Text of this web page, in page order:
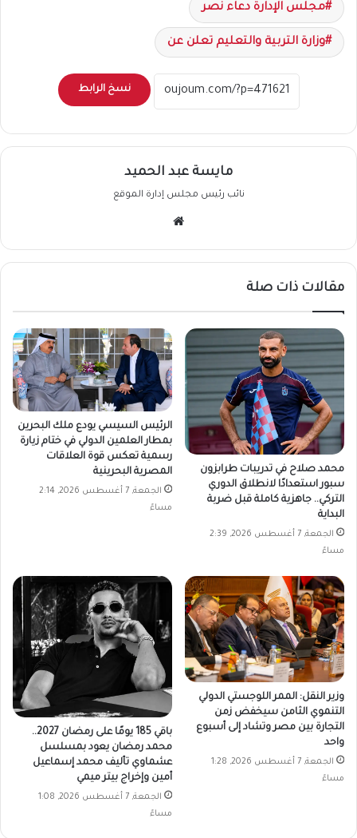
مجلس الإدارة دعاء نصر
وزارة التربية والتعليم تعلن عن
نسخ الرابط
مايسة عبد الحميد
نائب رئيس مجلس إدارة الموقع
مقالات ذات صلة
محمد صلاح في تدريبات طرابزون
سبور استعدادًا لانطلاق الدوري
التركي.. جاهزية كاملة قبل ضربة
البداية
الجمعة, 7 أغسطس 2026, 2:39
مساءً
الرئيس السيسي يودع ملك البحرين
بمطار العلمين الدولي في ختام زيارة
رسمية تعكس قوة العلاقات
المصرية البحرينية
الجمعة, 7 أغسطس 2026, 2:14
مساءً
وزير النقل: الممر اللوجستي الدولي
التنموي الثامن سيخفض زمن
التجارة بين مصر وتشاد إلى أسبوع
واحد
الجمعة, 7 أغسطس 2026, 1:28
مساءً
باقي 185 يومًا على رمضان 2027..
محمد رمضان يعود بمسلسل
عشماوي تأليف محمد إسماعيل
أمين وإخراج بيتر ميمي
الجمعة, 7 أغسطس 2026, 1:08
مساءً